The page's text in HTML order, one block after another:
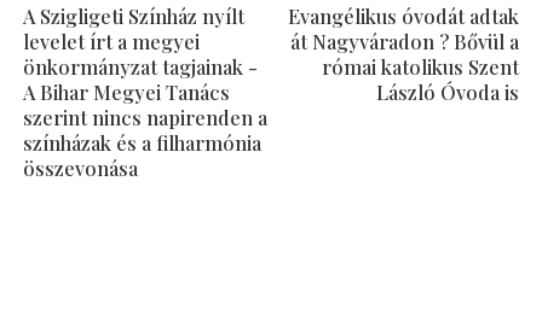
A Szigligeti Színház nyílt
levelet írt a megyei
önkormányzat tagjainak -
A Bihar Megyei Tanács
szerint nincs napirenden a
színházak és a filharmónia
összevonása
Evangélikus óvodát adtak
át Nagyváradon ? Bővül a
római katolikus Szent
László Óvoda is